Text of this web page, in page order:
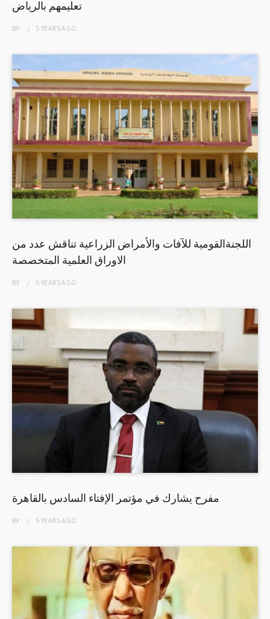
تعليمهم بالرياض
BY 5 YEARSAGO
اللجنةالقومية للآفات والأمراض الزراعية تناقش عدد من
الاوراق العلمية المتخصصة
BY 5 YEARSAGO
مفرح يشارك في مؤتمر الإفتاء السادس بالقاهرة
BY 5 YEARSAGO